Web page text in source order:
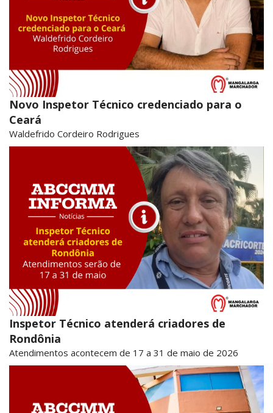
Novo Inspetor Técnico credenciado para o
Ceará
Waldefrido Cordeiro Rodrigues
Inspetor Técnico atenderá criadores de
Rondônia
Atendimentos acontecem de 17 a 31 de maio de 2026